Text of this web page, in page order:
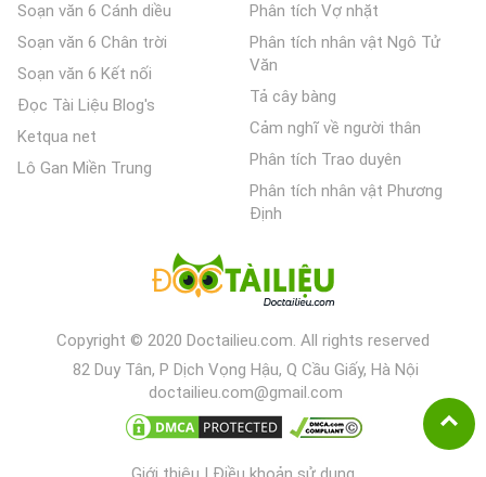
Soạn văn 6 Cánh diều
Soạn văn 6 Chân trời
Soạn văn 6 Kết nối
Đọc Tài Liệu Blog's
Ketqua net
Lô Gan Miền Trung
Phân tích Vợ nhặt
Phân tích nhân vật Ngô Tử
Văn
Tả cây bàng
Cảm nghĩ về người thân
Phân tích Trao duyên
Phân tích nhân vật Phương
Định
Copyright © 2020 Doctailieu.com. All rights reserved
82 Duy Tân, P Dịch Vọng Hậu, Q Cầu Giấy, Hà Nội
doctailieu.com@gmail.com